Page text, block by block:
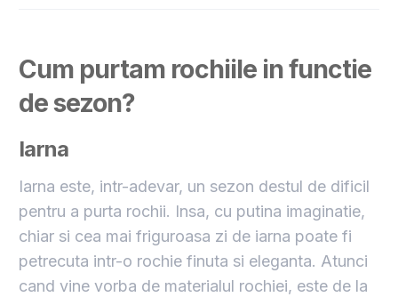
Cum purtam rochiile in functie
de sezon?
Iarna
Iarna este, intr-adevar, un sezon destul de dificil
pentru a purta rochii. Insa, cu putina imaginatie,
chiar si cea mai friguroasa zi de iarna poate fi
petrecuta intr-o rochie finuta si eleganta. Atunci
cand vine vorba de materialul rochiei, este de la